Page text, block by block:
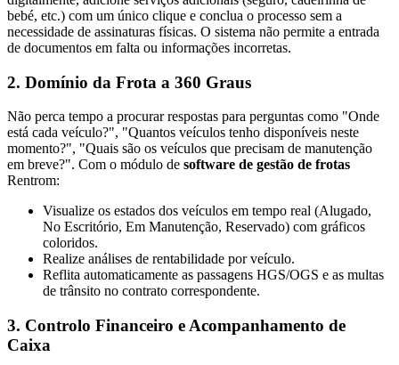
bebé, etc.) com um único clique e conclua o processo sem a
necessidade de assinaturas físicas. O sistema não permite a entrada
de documentos em falta ou informações incorretas.
2. Domínio da Frota a 360 Graus
Não perca tempo a procurar respostas para perguntas como "Onde
está cada veículo?", "Quantos veículos tenho disponíveis neste
momento?", "Quais são os veículos que precisam de manutenção
em breve?". Com o módulo de software de gestão de frotas
Rentrom:
Visualize os estados dos veículos em tempo real (Alugado,
No Escritório, Em Manutenção, Reservado) com gráficos
coloridos.
Realize análises de rentabilidade por veículo.
Reflita automaticamente as passagens HGS/OGS e as multas
de trânsito no contrato correspondente.
3. Controlo Financeiro e Acompanhamento de
Caixa